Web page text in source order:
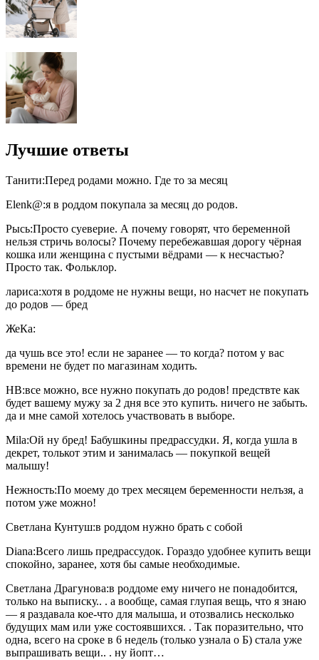
Лучшие ответы
Танити:Перед родами можно. Где то за месяц
Elenk@:я в роддом покупала за месяц до родов.
Рысь:Просто суеверие. А почему говорят, что беременной
нельзя стричь волосы? Почему перебежавшая дорогу чёрная
кошка или женщина с пустыми вёдрами — к несчастью?
Просто так. Фольклор.
лариса:хотя в роддоме не нужны вещи, но насчет не покупать
до родов — бред
ЖеКа:
да чушь все это! если не заранее — то когда? потом у вас
времени не будет по магазинам ходить.
НВ:все можно, все нужно покупать до родов! предствте как
будет вашему мужу за 2 дня все это купить. ничего не забыть.
да и мне самой хотелось участвовать в выборе.
Mila:Ой ну бред! Бабушкины предрассудки. Я, когда ушла в
декрет, толькот этим и занималась — покупкой вещей
малышу!
Нежность:По моему до трех месяцем беременности нелъзя, а
потом уже можно!
Светлана Кунтуш:в роддом нужно брать с собой
Diana:Всего лишь предрассудок. Гораздо удобнее купить вещи
спокойно, заранее, хотя бы самые необходимые.
Светлана Драгунова:в роддоме ему ничего не понадобится,
только на выписку.. . а вообще, самая глупая вещь, что я знаю
— я раздавала кое-что для малыша, и отозвались несколько
будущих мам или уже состоявшихся. . Так поразительно, что
одна, всего на сроке в 6 недель (только узнала о Б) стала уже
выпрашивать вещи.. . ну йопт…